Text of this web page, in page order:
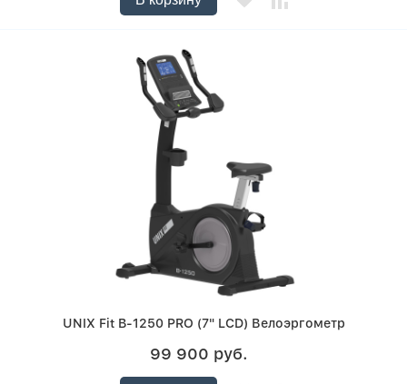
UNIX Fit B-1250 PRO (7" LCD) Велоэргометр
99 900 руб.